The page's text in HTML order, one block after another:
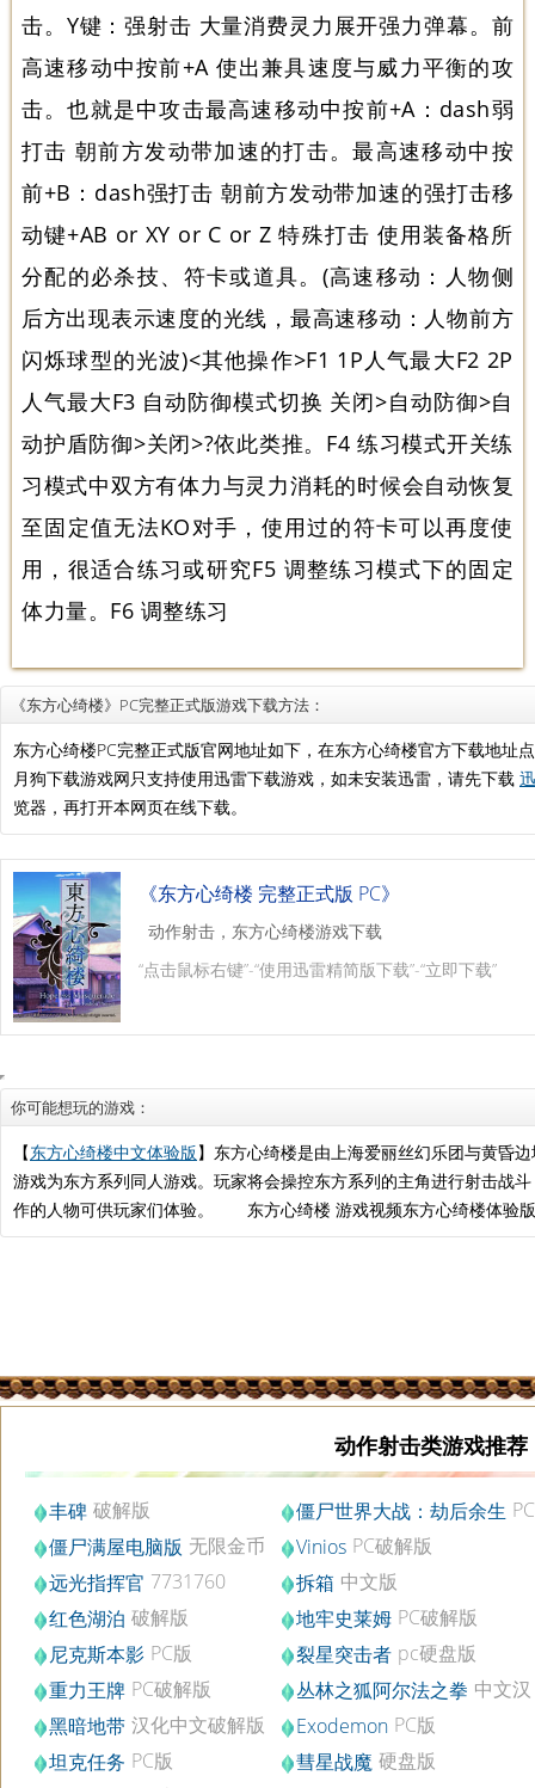
击。Y键：强射击 大量消费灵力展开强力弹幕。前
高速移动中按前+A 使出兼具速度与威力平衡的攻
击。也就是中攻击最高速移动中按前+A：dash弱
打击 朝前方发动带加速的打击。最高速移动中按
前+B：dash强打击 朝前方发动带加速的强打击移
动键+AB or XY or C or Z 特殊打击 使用装备格所
分配的必杀技、符卡或道具。(高速移动：人物侧
后方出现表示速度的光线，最高速移动：人物前方
闪烁球型的光波)<其他操作>F1 1P人气最大F2 2P
人气最大F3 自动防御模式切换 关闭>自动防御>自
动护盾防御>关闭>?依此类推。F4 练习模式开关练
习模式中双方有体力与灵力消耗的时候会自动恢复
至固定值无法KO对手，使用过的符卡可以再度使
用，很适合练习或研究F5 调整练习模式下的固定
体力量。F6 调整练习
《东方心绮楼》PC完整正式版游戏下载方法：
东方心绮楼PC完整正式版官网地址如下，在东方心绮楼官方下载地址
月狗下载游戏网只支持使用迅雷下载游戏，如未安装迅雷，请先下载
览器，再打开本网页在线下载。
《东方心绮楼 完整正式版 PC》
动作射击，东方心绮楼游戏下载
“点击鼠标右键”-“使用迅雷精简版下载”-“立即下载”
你可能想玩的游戏：
【东方心绮楼中文体验版】东方心绮楼是由上海爱丽丝幻乐团与黄昏
游戏为东方系列同人游戏。玩家将会操控东方系列的主角进行射击战
作的人物可供玩家们体验。 东方心绮楼 游戏视频东方心绮楼体验
动作射击类游戏推荐
丰碑 破解版 僵尸世界大战：劫后余生 PC
中文版v2.04
僵尸满屋电脑版 无限金币
能源修改版
Vinios PC破解版
远光指挥官 7731760 拆箱 中文版
红色湖泊 破解版 地牢史莱姆 PC破解版
尼克斯本影 PC版 裂星突击者 pc硬盘版
重力王牌 PC破解版 丛林之狐阿尔法之拳 中文汉
化版
黑暗地带 汉化中文破解版 Exodemon PC版
坦克任务 PC版 彗星战魔 硬盘版